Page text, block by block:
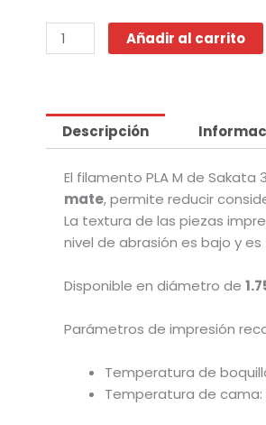
-
Mate
Añadir al carrito
Descripción
El filamento PLA M de Sakata
mate, permite reducir
La textura de las piezas
nivel de abrasión es bajo y
Disponible en diámetro de
Parámetros de impresión
Temperatura de
Temperatura de cama: